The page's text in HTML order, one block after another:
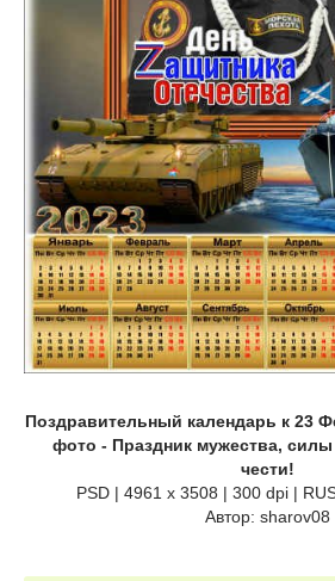
Поздравительный календарь к 23
фото - Праздник мужества,
чести!
PSD | 4961 х 3508 | 300 dpi |
Автор: sharov08